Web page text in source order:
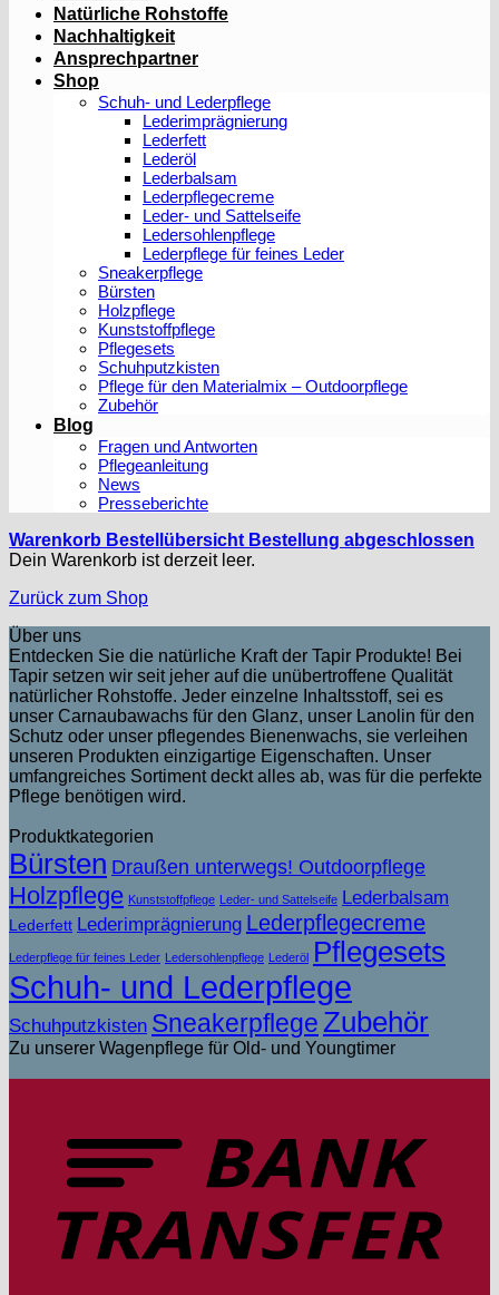
Natürliche Rohstoffe
Nachhaltigkeit
Ansprechpartner
Shop
Schuh- und Lederpflege
Lederimprägnierung
Lederfett
Lederöl
Lederbalsam
Lederpflegecreme
Leder- und Sattelseife
Ledersohlenpflege
Lederpflege für feines Leder
Sneakerpflege
Bürsten
Holzpflege
Kunststoffpflege
Pflegesets
Schuhputzkisten
Pflege für den Materialmix – Outdoorpflege
Zubehör
Blog
Fragen und Antworten
Pflegeanleitung
News
Presseberichte
Warenkorb Bestellübersicht Bestellung abgeschlossen
Dein Warenkorb ist derzeit leer.
Zurück zum Shop
Über uns
Entdecken Sie die natürliche Kraft der Tapir Produkte! Bei
Tapir setzen wir seit jeher auf die unübertroffene Qualität
natürlicher Rohstoffe. Jeder einzelne Inhaltsstoff, sei es
unser Carnaubawachs für den Glanz, unser Lanolin für den
Schutz oder unser pflegendes Bienenwachs, sie verleihen
unseren Produkten einzigartige Eigenschaften. Unser
umfangreiches Sortiment deckt alles ab, was für die perfekte
Pflege benötigen wird.
Produktkategorien
Bürsten Draußen unterwegs! Outdoorpflege
Holzpflege Kunststoffpflege Leder- und Sattelseife Lederbalsam
Lederfett Lederimprägnierung Lederpflegecreme
Lederpflege für feines Leder Ledersohlenpflege Lederöl Pflegesets
Schuh- und Lederpflege
Schuhputzkisten Sneakerpflege Zubehör
Zu unserer Wagenpflege für Old- und Youngtimer